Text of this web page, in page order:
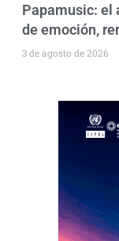
Papamusic: el
de emoción,
3 de agosto de 2026